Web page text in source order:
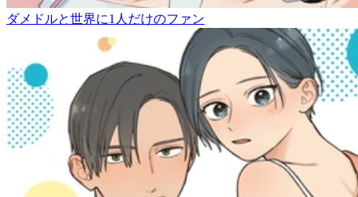
ダメドルと世界に1人だけのファン